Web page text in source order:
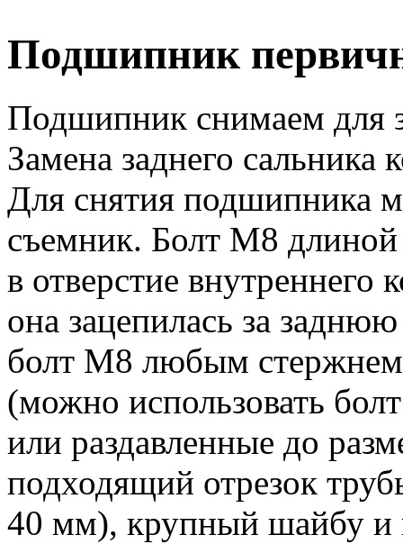
Подшипник
Подшипник снимаем для
Замена заднего сальника
Для снятия подшипника
съемник. Болт М8 длиной
в отверстие
она зацепилась за
болт М8 любым
(можно использовать
или раздавленные до
подходящий отрезок
40 мм), крупный шайбу и